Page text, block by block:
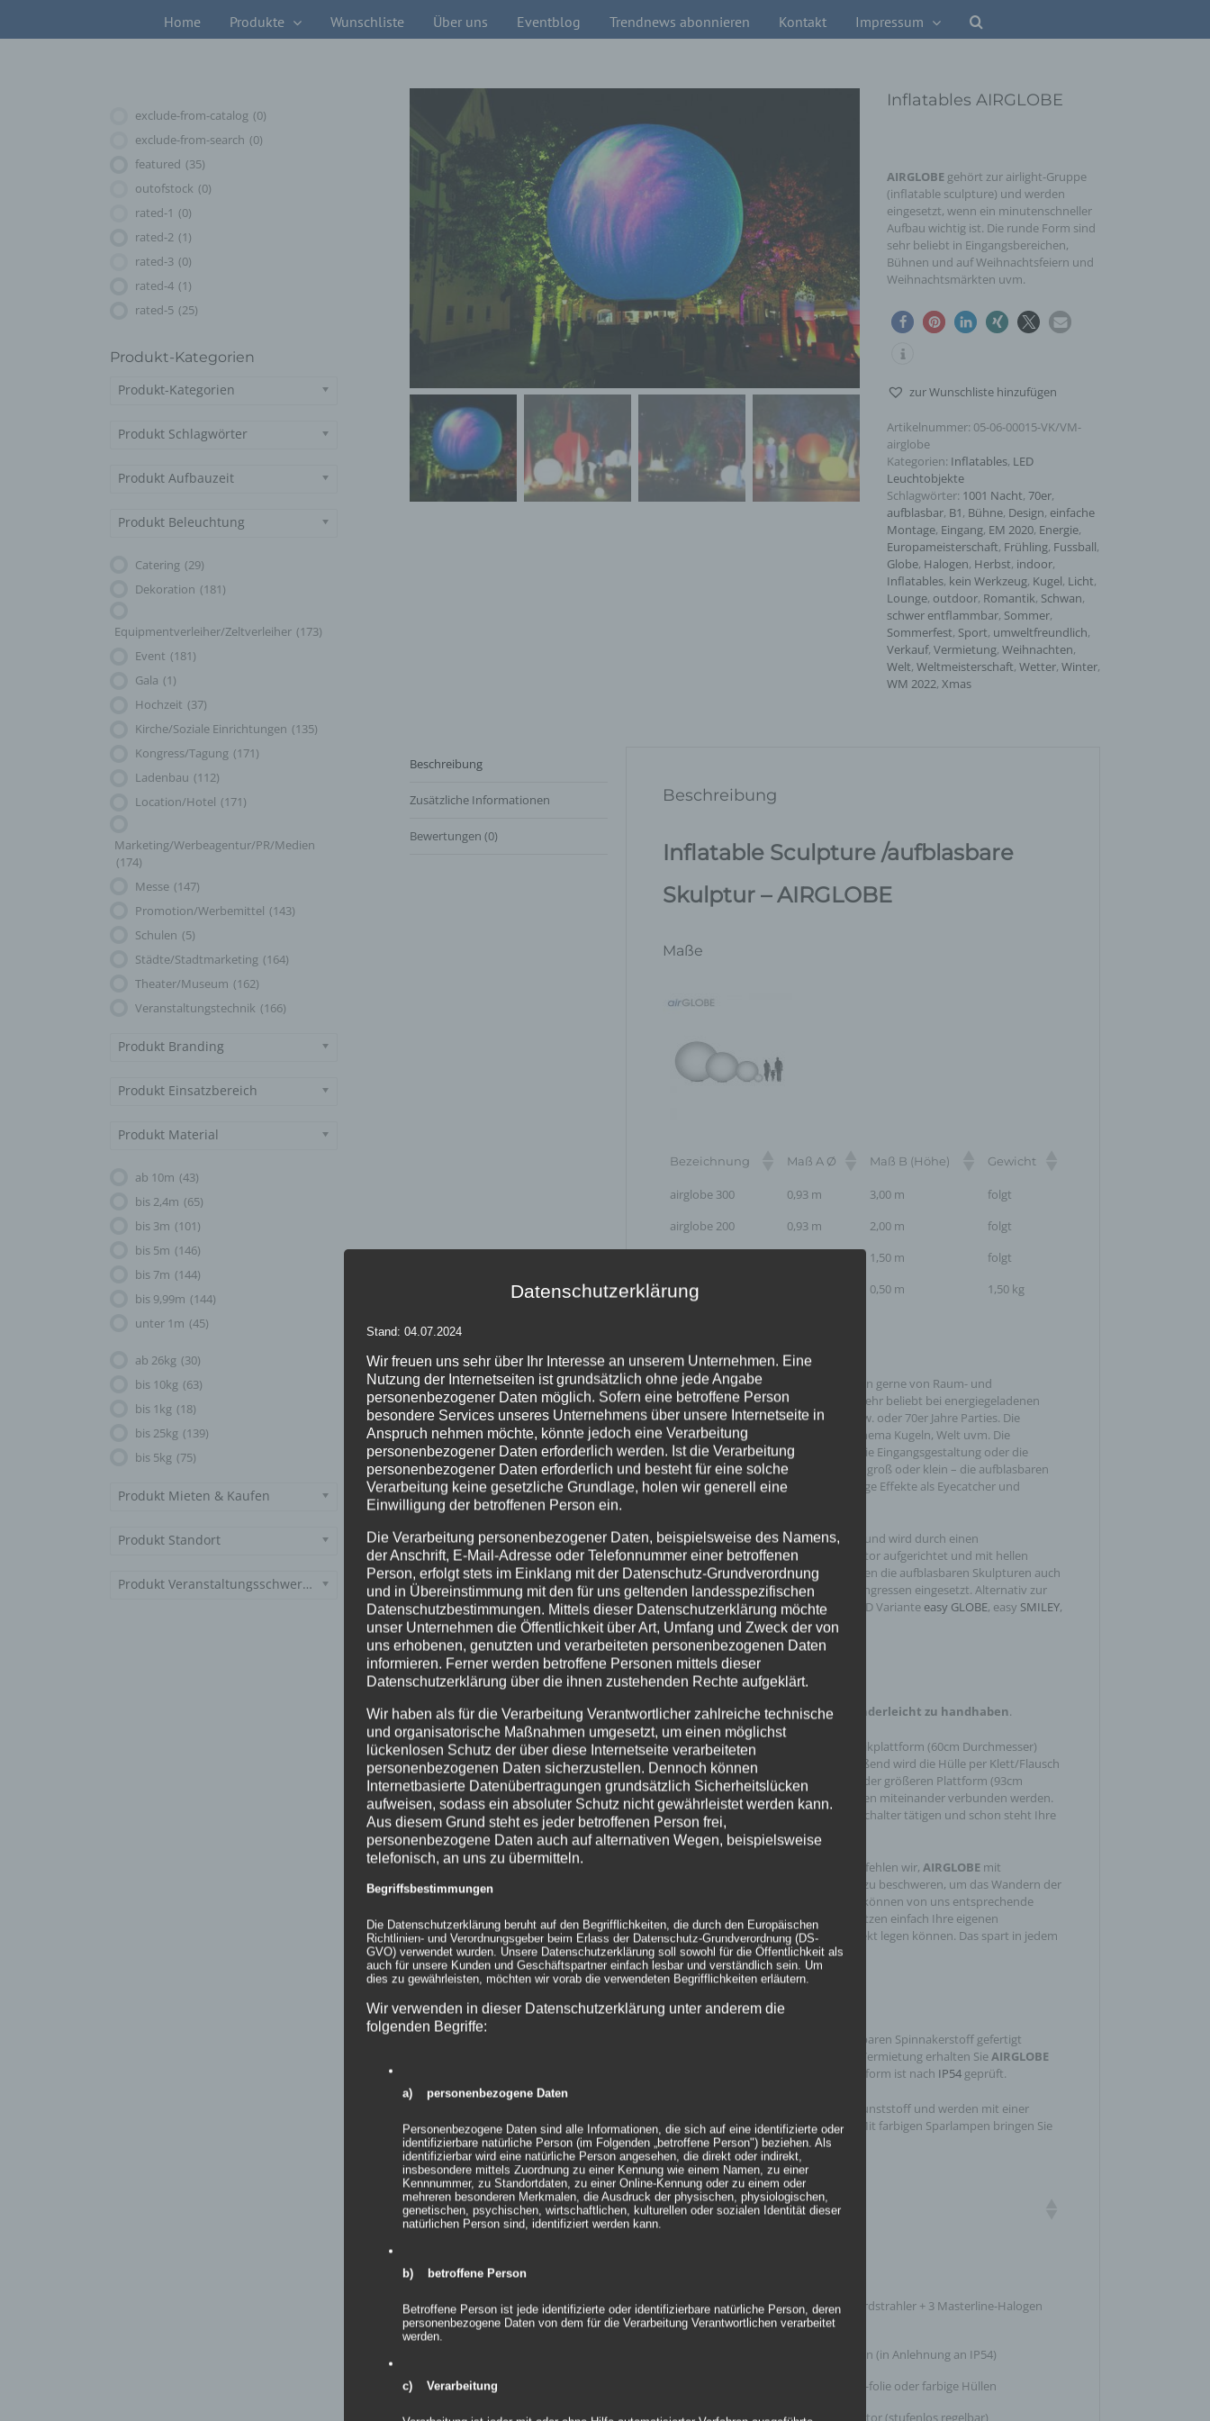
springen
Home Produkte Wunschliste Über uns Eventblog Trendnews abonnieren Kontakt Impressum
Inflatables AIRGLOBE
AIRGLOBE gehört zur airlight-Gruppe
(inflatable sculpture) und werden
eingesetzt, wenn ein minutenschneller
Aufbau wichtig ist. Die runde Form sind
sehr beliebt in Eingangsbereichen,
Bühnen und auf Weihnachtsfeiern und
Weihnachtsmärkten uvm.
zur Wunschliste hinzufügen
Artikelnummer: 05-06-00015-VK/VM-
airglobe
Kategorien: Inflatables, LED
Leuchtobjekte
Schlagwörter: 1001 Nacht, 70er,
aufblasbar, B1, Bühne, Design, einfache
Montage, Eingang, EM 2020, Energie,
Europameisterschaft, Frühling, Fussball,
Globe, Halogen, Herbst, indoor,
Inflatables, kein Werkzeug, Kugel, Licht,
Lounge, outdoor, Romantik, Schwan,
schwer entflammbar, Sommer,
Sommerfest, Sport, umweltfreundlich,
Verkauf, Vermietung, Weihnachten,
Welt, Weltmeisterschaft, Wetter, Winter,
WM 2022, Xmas
Beschreibung
Zusätzliche Informationen
Bewertungen (0)
Beschreibung
Inflatable Sculpture /aufblasbare
Skulptur – AIRGLOBE
Maße
Bezeichnung Maß A Ø Maß B (Höhe) Gewicht
airglobe 300 0,93 m 3,00 m
folgt
airglobe 200
0,93 m 2,00 m
folgt
1,50 m
folgt
globe 50*
0,50 m 1,50 kg
Die Form inflatables
werden gerne von Raum- und
Lichtarchitekten eingesetzt und sind sehr beliebt bei energiegeladenen
Lichterfesten, Weihnachtsmärkten bzw. oder 70er Jahre Parties. Die
AIRGLOBEkönnten passen zu dem Thema Kugeln, Welt uvm. Die
Einsatzbereiche sind unter anderem die Eingangsgestaltung oder die
Bühnendekoration. In- oder Outdoor, groß oder klein – die aufblasbaren
Leuchtskulpturen garantieren einmalige Effekte als Eyecatcher und
AIRGLOBEgehört zur airlight Gruppe und wird durch einen
leistungsstarken Power-Flüsterventilator aufgerichtet und mit hellen
Halogen-Licht beleuchtet. Somit werden die aufblasbaren Skulpturen auch
gerne auf der Bühne, Messen oder Kongressen eingesetzt. Alternativ zur
AIRGLOBEempfehlen wir auch die LED Variante easy GLOBE, easy SMILEY,
easySCOCCERund easyTENNIS.
Montage/ Zubehör
Grundsätzlich sind dieinflatables kinderleicht zu handhaben.
Die Füße werden einfach an die Technikplattform (60cm Durchmesser)
angeschraubt (werkzeuglos). Anschließend wird die Hülle per Klett/Flausch
befestigt – Stecker rein und fertig. Bei der größeren Plattform (93cm
Durchmesser) müssen noch drei Platten miteinander verbunden werden.
Also nur wenige Handgriffe mehr. Anschalter tätigen und schon steht Ihre
Skulptur.
Für den Einsatz im Außenbereich empfehlen wir, AIRGLOBE mit
zusätzlichen Ballastierungsgewichten zu beschweren, um das Wandern der
Plattform bei Wind zu vermeiden. Sie können von uns entsprechende
Ballstierungsgewichte mieten oder nutzen einfach Ihre eigenen
Ballastierungen, die Sie unter das Objekt legen können. Das spart in jedem
Fall Versandkosten.
Die Hüllen sind aus schwer entflammbaren Spinnakerstoff gefertigt
). In der Vermietung erhalten SieAIRGLOBE
sicher verpackt mit Styropor. Die Plattform ist nach IP54 geprüft.
bestehen aus Kunststoff und werden mit einer
Energiesparlampe (15W) beleuchtet. Mit farbigen Sparlampen bringen Sie
Farbe in dieGLOBE 50.
Technische Daten Plattform
Plattform
Lichtquelle
3 Xenon Floordstrahler + 3 Masterline-Halogen
30 Watt, 8°
Innen & Außen (in Anlehnung an IP54)
via Farbfilter/-folie oder farbige Hüllen
Ventilator
Flüsterventilator (stufenlos regelbar)
exclude-from-catalog (0)
exclude-from-search (0)
featured (35)
outofstock (0)
rated-1 (0)
rated-2 (1)
rated-3 (0)
rated-4 (1)
rated-5 (25)
Produkt-Kategorien
Produkt-Kategorien
Produkt Schlagwörter
Produkt Aufbauzeit
Produkt Beleuchtung
Catering (29)
Dekoration (181)
Equipmentverleiher/Zeltverleiher (173)
Event (181)
Gala (1)
Hochzeit (37)
Kirche/Soziale Einrichtungen (135)
Kongress/Tagung (171)
Ladenbau (112)
Location/Hotel (171)
Marketing/Werbeagentur/PR/Medien
(174)
Messe (147)
Promotion/Werbemittel (143)
Schulen (5)
Städte/Stadtmarketing (164)
Theater/Museum (162)
Veranstaltungstechnik (166)
Produkt Branding
Produkt Einsatzbereich
Produkt Material
ab 10m (43)
bis 2,4m (65)
bis 3m (101)
bis 5m (146)
bis 7m (144)
bis 9,99m (144)
unter 1m (45)
ab 26kg (30)
bis 10kg (63)
bis 1kg (18)
bis 25kg (139)
bis 5kg (75)
Produkt Mieten & Kaufen
Produkt Standort
Produkt Veranstaltungsschwerpunkt
Datenschutzerklärung
Stand: 04.07.2024
Wir freuen uns sehr über Ihr Interesse an unserem Unternehmen. Eine
Nutzung der Internetseiten ist grundsätzlich ohne jede Angabe
personenbezogener Daten möglich. Sofern eine betroffene Person
besondere Services unseres Unternehmens über unsere Internetseite in
Anspruch nehmen möchte, könnte jedoch eine Verarbeitung
personenbezogener Daten erforderlich werden. Ist die Verarbeitung
personenbezogener Daten erforderlich und besteht für eine solche
Verarbeitung keine gesetzliche Grundlage, holen wir generell eine
Einwilligung der betroffenen Person ein.
Die Verarbeitung personenbezogener Daten, beispielsweise des Namens,
der Anschrift, E-Mail-Adresse oder Telefonnummer einer betroffenen
Person, erfolgt stets im Einklang mit der Datenschutz-Grundverordnung
und in Übereinstimmung mit den für uns geltenden landesspezifischen
Datenschutzbestimmungen. Mittels dieser Datenschutzerklärung möchte
unser Unternehmen die Öffentlichkeit über Art, Umfang und Zweck der von
uns erhobenen, genutzten und verarbeiteten personenbezogenen Daten
informieren. Ferner werden betroffene Personen mittels dieser
Datenschutzerklärung über die ihnen zustehenden Rechte aufgeklärt.
Wir haben als für die Verarbeitung Verantwortlicher zahlreiche technische
und organisatorische Maßnahmen umgesetzt, um einen möglichst
lückenlosen Schutz der über diese Internetseite verarbeiteten
personenbezogenen Daten sicherzustellen. Dennoch können
Internetbasierte Datenübertragungen grundsätzlich Sicherheitslücken
aufweisen, sodass ein absoluter Schutz nicht gewährleistet werden kann.
Aus diesem Grund steht es jeder betroffenen Person frei,
personenbezogene Daten auch auf alternativen Wegen, beispielsweise
telefonisch, an uns zu übermitteln.
Begriffsbestimmungen
Die Datenschutzerklärung beruht auf den Begrifflichkeiten, die durch den Europäischen
Richtlinien- und Verordnungsgeber beim Erlass der Datenschutz-Grundverordnung (DS-
GVO) verwendet wurden. Unsere Datenschutzerklärung soll sowohl für die Öffentlichkeit als
auch für unsere Kunden und Geschäftspartner einfach lesbar und verständlich sein. Um
dies zu gewährleisten, möchten wir vorab die verwendeten Begrifflichkeiten erläutern.
Wir verwenden in dieser Datenschutzerklärung unter anderem die
folgenden Begriffe:
a) personenbezogene Daten
Personenbezogene Daten sind alle Informationen, die sich auf eine identifizierte oder
identifizierbare natürliche Person (im Folgenden „betroffene Person") beziehen. Als
identifizierbar wird eine natürliche Person angesehen, die direkt oder indirekt,
insbesondere mittels Zuordnung zu einer Kennung wie einem Namen, zu einer
Kennnummer, zu Standortdaten, zu einer Online-Kennung oder zu einem oder
mehreren besonderen Merkmalen, die Ausdruck der physischen, physiologischen,
genetischen, psychischen, wirtschaftlichen, kulturellen oder sozialen Identität dieser
natürlichen Person sind, identifiziert werden kann.
b) betroffene Person
Betroffene Person ist jede identifizierte oder identifizierbare natürliche Person, deren
personenbezogene Daten von dem für die Verarbeitung Verantwortlichen verarbeitet
werden.
c) Verarbeitung